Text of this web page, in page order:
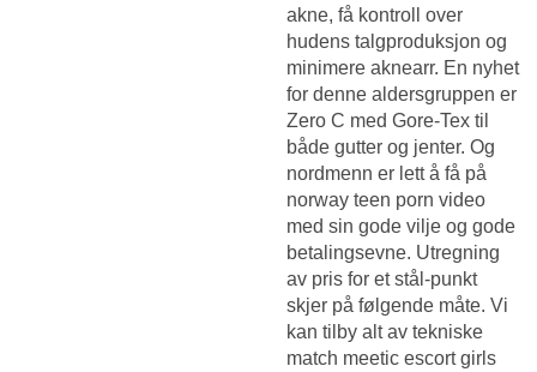
akne, få kontroll over
hudens talgproduksjon og
minimere aknearr. En nyhet
for denne aldersgruppen er
Zero C med Gore-Tex til
både gutter og jenter. Og
nordmenn er lett å få på
norway teen porn video
med sin gode vilje og gode
betalingsevne. Utregning
av pris for et stål-punkt
skjer på følgende måte. Vi
kan tilby alt av tekniske
match meetic escort girls